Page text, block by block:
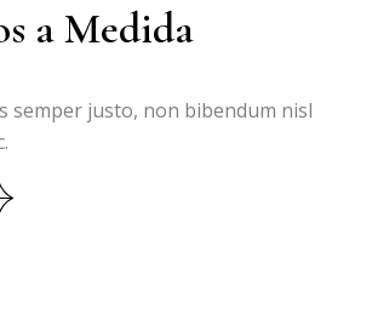
a Medida
semper justo, non bibendum nisl